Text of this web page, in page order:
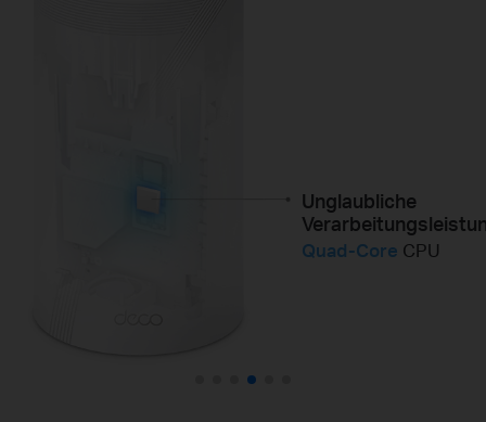
Unglaubliche
Quad-Core CPU
Überlegene
Reichweite für
bessere Leistung